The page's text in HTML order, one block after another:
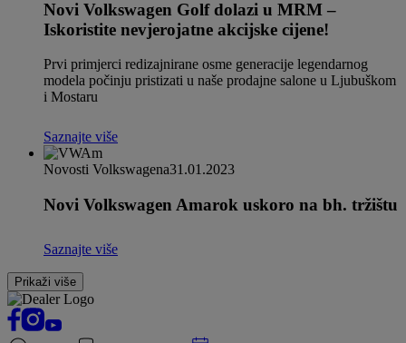
Novi Volkswagen Golf dolazi u MRM –
Iskoristite nevjerojatne akcijske cijene!
Prvi primjerci redizajnirane osme generacije legendarnog
modela počinju pristizati u naše prodajne salone u Ljubuškom
i Mostaru
Saznajte više
Novosti Volkswagena31.01.2023
Novi Volkswagen Amarok uskoro na bh. tržištu
Saznajte više
Prikaži više